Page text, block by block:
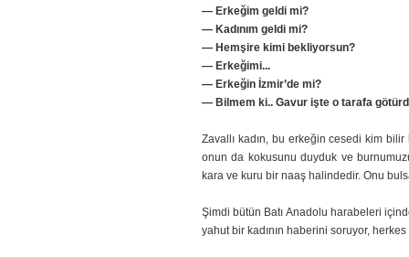
— Erkeğim geldi mi?
— Kadınım geldi mi?
— Hemşire kimi bekliyorsun?
— Erkeğimi...
— Erkeğin İzmir’de mi?
— Bilmem ki.. Gavur işte o tarafa
Zavallı kadın, bu erkeğin cesedi kim
onun da kokusunu duyduk ve
kara ve kuru bir naaş halindedir. Onu
Şimdi bütün Batı Anadolu harabeleri
yahut bir kadının haberini soruyor, herkes